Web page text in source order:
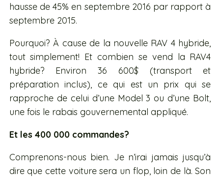
hausse de 45% en septembre 2016 par rapport à
septembre 2015.
Pourquoi? À cause de la nouvelle RAV 4 hybride,
tout simplement! Et combien se vend la RAV4
hybride? Environ 36 600$ (transport et
préparation inclus), ce qui est un prix qui se
rapproche de celui d’une Model 3 ou d’une Bolt,
une fois le rabais gouvernemental appliqué.
Et les 400 000 commandes?
Comprenons-nous bien. Je n’irai jamais jusqu’à
dire que cette voiture sera un flop, loin de là. Son